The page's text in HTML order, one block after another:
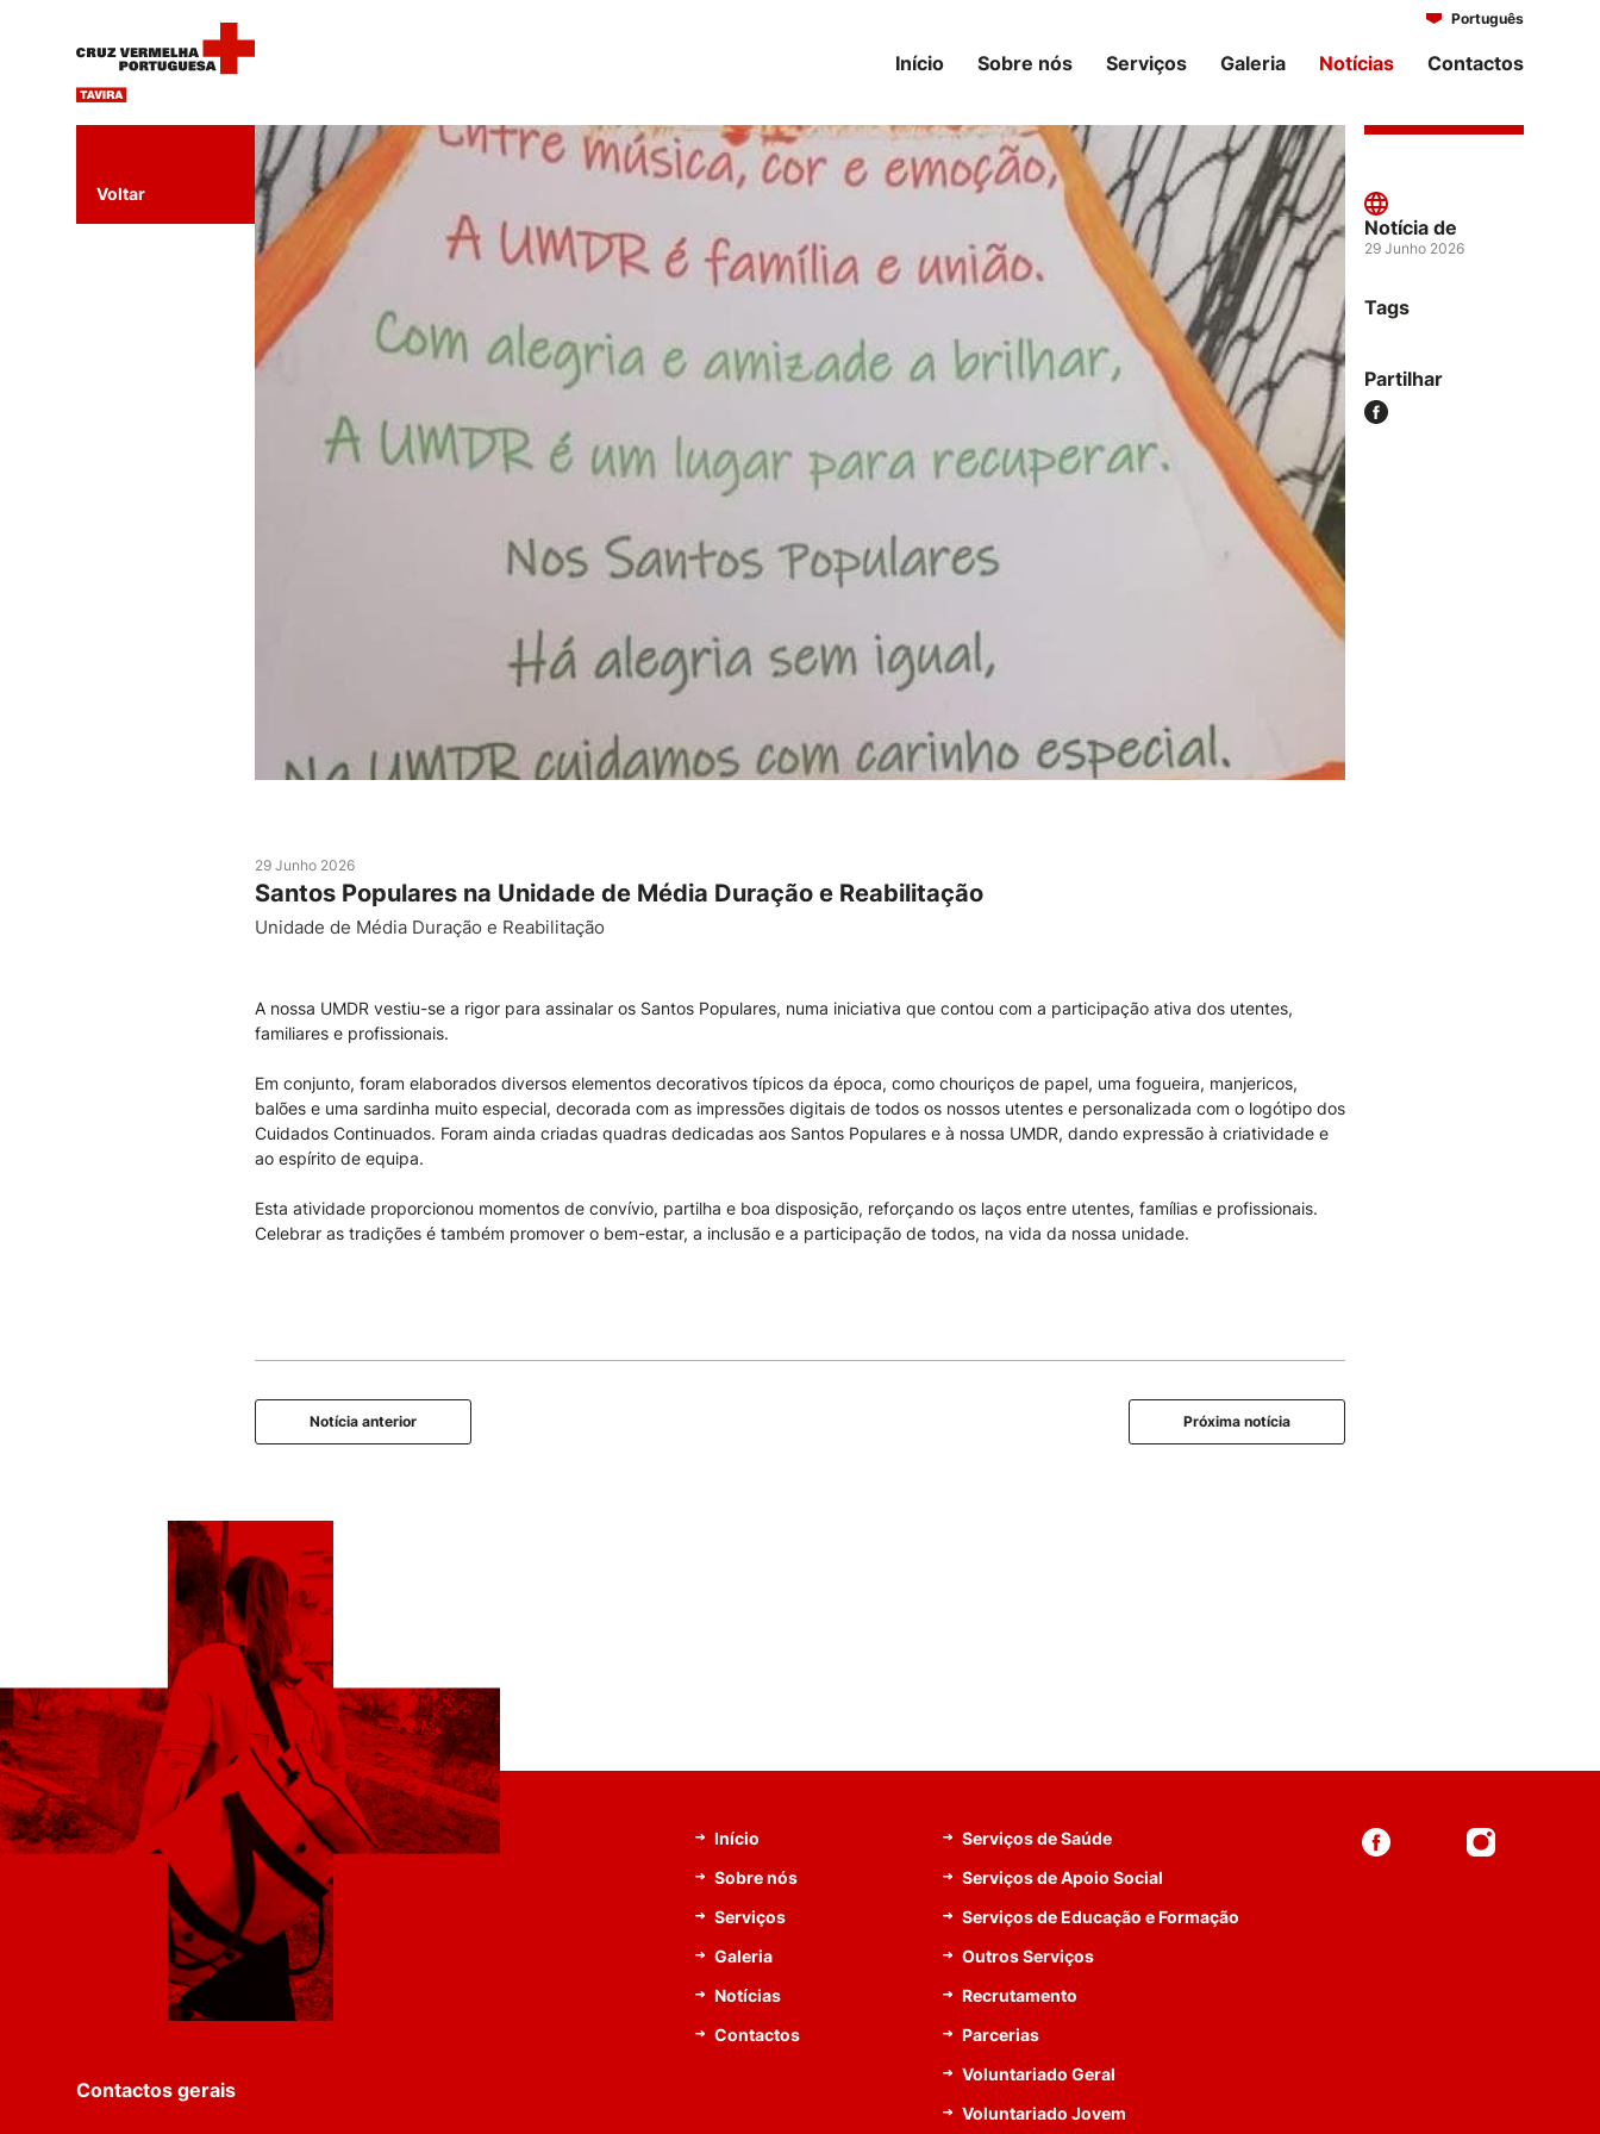
Início Sobre nós Serviços Galeria Notícias Contactos
Português
Italiano
Voltar
Notícia de
29 Junho 2026
Tags
Partilhar
29 Junho 2026
Santos Populares na Unidade de Média Duração e Reabilitação
Unidade de Média Duração e Reabilitação
A nossa UMDR vestiu-se a rigor para assinalar os Santos Populares, numa iniciativa que contou com a participação ativa dos utentes,
familiares e profissionais.
Em conjunto, foram elaborados diversos elementos decorativos típicos da época, como chouriços de papel, uma fogueira, manjericos,
balões e uma sardinha muito especial, decorada com as impressões digitais de todos os nossos utentes e personalizada com o logótipo dos
Cuidados Continuados. Foram ainda criadas quadras dedicadas aos Santos Populares e à nossa UMDR, dando expressão à criatividade e
ao espírito de equipa.
Esta atividade proporcionou momentos de convívio, partilha e boa disposição, reforçando os laços entre utentes, famílias e profissionais.
Celebrar as tradições é também promover o bem-estar, a inclusão e a participação de todos, na vida da nossa unidade.
Notícia anterior Próxima notícia
Contactos gerais
Início
Sobre nós
Serviços
Galeria
Notícias
Contactos
Serviços de Saúde
Serviços de Apoio Social
Serviços de Educação e Formação
Outros Serviços
Recrutamento
Parcerias
Voluntariado Geral
Voluntariado Jovem